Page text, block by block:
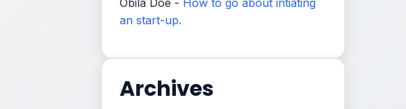
Obila Doe - How to go about intiating
an start-up.
Archives